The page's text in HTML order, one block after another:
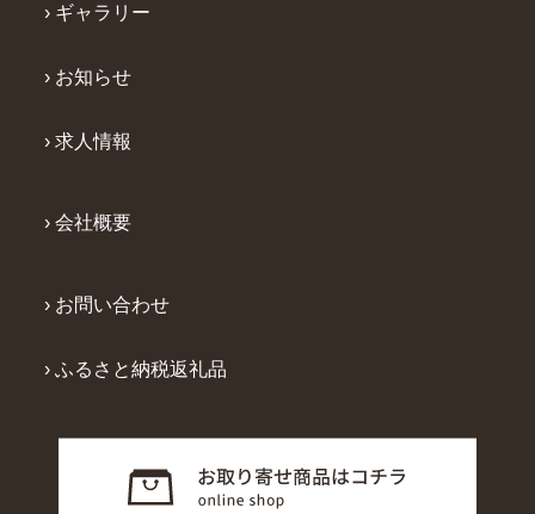
› ギャラリー
› お知らせ
› 求人情報
› 会社概要
› お問い合わせ
› ふるさと納税返礼品